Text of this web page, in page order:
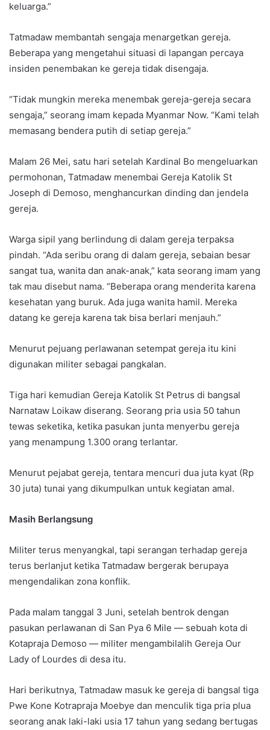
keluarga.”
Tatmadaw membantah sengaja menargetkan gereja.
Beberapa yang mengetahui situasi di lapangan percaya
insiden penembakan ke gereja tidak disengaja.
“Tidak mungkin mereka menembak gereja-gereja secara
sengaja,” seorang imam kepada Myanmar Now. “Kami telah
memasang bendera putih di setiap gereja.”
Malam 26 Mei, satu hari setelah Kardinal Bo mengeluarkan
permohonan, Tatmadaw menembai Gereja Katolik St
Joseph di Demoso, menghancurkan dinding dan jendela
gereja.
Warga sipil yang berlindung di dalam gereja terpaksa
pindah. “Ada seribu orang di dalam gereja, sebaian besar
sangat tua, wanita dan anak-anak,” kata seorang imam yang
tak mau disebut nama. “Beberapa orang menderita karena
kesehatan yang buruk. Ada juga wanita hamil. Mereka
datang ke gereja karena tak bisa berlari menjauh.”
Menurut pejuang perlawanan setempat gereja itu kini
digunakan militer sebagai pangkalan.
Tiga hari kemudian Gereja Katolik St Petrus di bangsal
Narnataw Loikaw diserang. Seorang pria usia 50 tahun
tewas seketika, ketika pasukan junta menyerbu gereja
yang menampung 1.300 orang terlantar.
Menurut pejabat gereja, tentara mencuri dua juta kyat (Rp
30 juta) tunai yang dikumpulkan untuk kegiatan amal.
Masih Berlangsung
Militer terus menyangkal, tapi serangan terhadap gereja
terus berlanjut ketika Tatmadaw bergerak berupaya
mengendalikan zona konflik.
Pada malam tanggal 3 Juni, setelah bentrok dengan
pasukan perlawanan di San Pya 6 Mile — sebuah kota di
Kotapraja Demoso — militer mengambilalih Gereja Our
Lady of Lourdes di desa itu.
Hari berikutnya, Tatmadaw masuk ke gereja di bangsal tiga
Pwe Kone Kotrapraja Moebye dan menculik tiga pria plua
seorang anak laki-laki usia 17 tahun yang sedang bertugas